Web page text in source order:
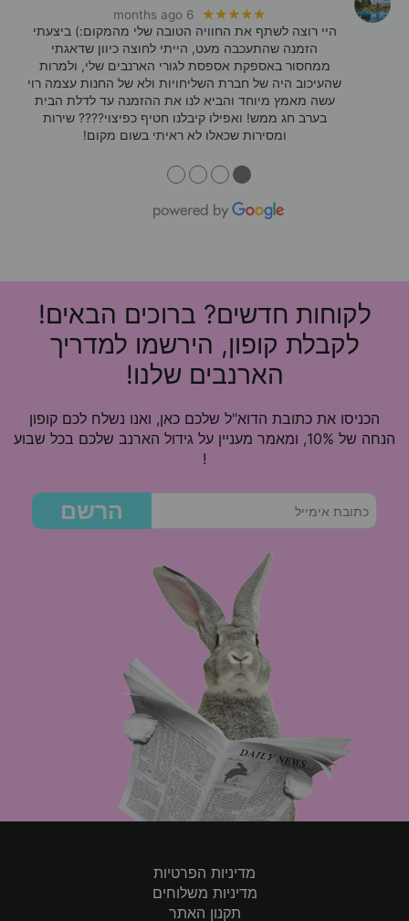
★★★★★
6 months ago
היי רוצה לשתף את החוויה הטובה שלי מהמקום:) ביצעתי
הזמנה שהתעכבה מעט, הייתי לחוצה כיוון שדאגתי
ממחסור באספקת אספסת לגורי הארנבים שלי, ולמרות
שהעיכוב היה של חברת השליחויות ולא של החנות עצמה רוי
עשה מאמץ מיוחד והביא לנו את ההזמנה עד לדלת הבית
בערב חג ממש! ואפילו קיבלנו חטיף כפיצוי???? שירות
ומסירות שכאלו לא ראיתי בשום מקום!
●
●
●
●
לקוחות חדשים? ברוכים הבאים!
לקבלת קופון, הירשמו למדריך
הארנבים שלנו!
הכניסו את כתובת הדוא"ל שלכם כאן, ואנו נשלח לכם קופון
הנחה של 10%, ומאמר מעניין על גידול הארנב שלכם בכל שבוע
!
הרשם
מדיניות הפרטיות
מדיניות משלוחים
תקנון האתר